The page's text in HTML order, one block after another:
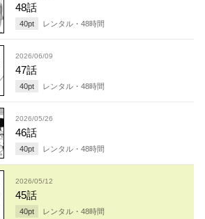
48話
40pt レンタル・ 48時間
2026/06/09
47話
40pt レンタル・ 48時間
2026/05/26
46話
40pt レンタル・ 48時間
2026/05/12
45話
40pt レンタル・ 48時間